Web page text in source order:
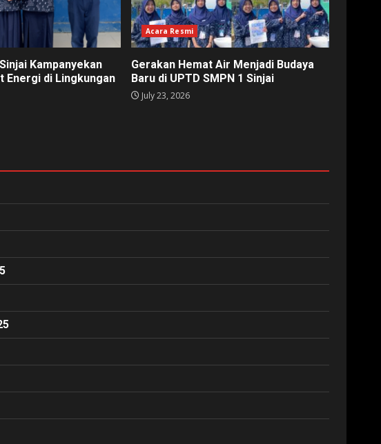
Kampanyekan
Energi di Lingkungan
Acara Resmi
Gerakan Hemat Air Menjadi Budaya
Baru di UPTD SMPN 1 Sinjai
July 23, 2026